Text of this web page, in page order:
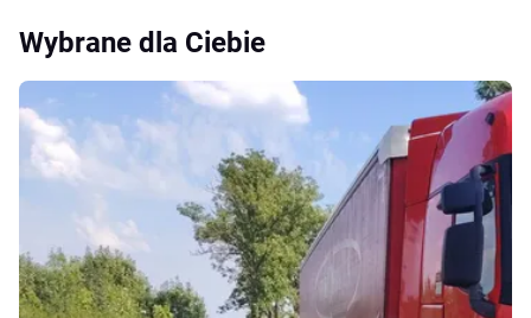
Wybrane dla Ciebie